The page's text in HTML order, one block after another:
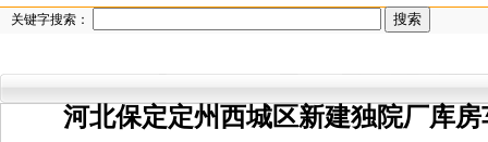
关键字搜索：
河北保定定州西城区新建独院厂库